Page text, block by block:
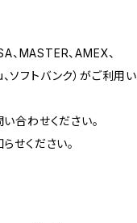
MASTER、AMEX、
ソフトバンク）がご利用い
合わせください。
せください。